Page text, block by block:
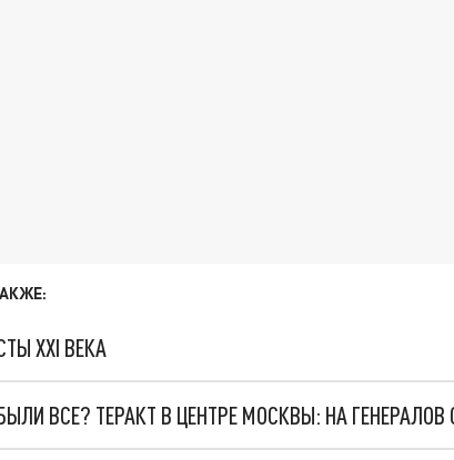
XXI ВЕКА
ВСЕ? ТЕРАКТ В ЦЕНТРЕ МОСКВЫ: НА